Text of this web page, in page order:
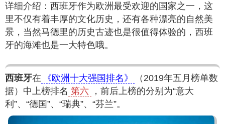
详细介绍：西班牙作为欧洲最受欢迎的国家之一，这
里不仅有着丰厚的文化历史，还有各种漂亮的自然美
景，当然马德里的历史古迹也是很值得体验的，西班
牙的海滩也是一大特色哦。
西班牙在 《欧洲十大强国排名》
（2019年五月榜单数
据）中上榜排名 第六
，前后上榜的分别为“意大
利”、“德国”、“瑞典”、“芬兰”。